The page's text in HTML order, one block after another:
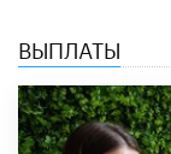
ВЫПЛАТЫ